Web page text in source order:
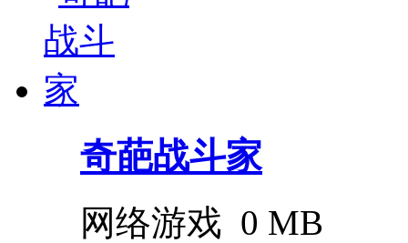
奇葩战斗家
网络游戏 0 MB